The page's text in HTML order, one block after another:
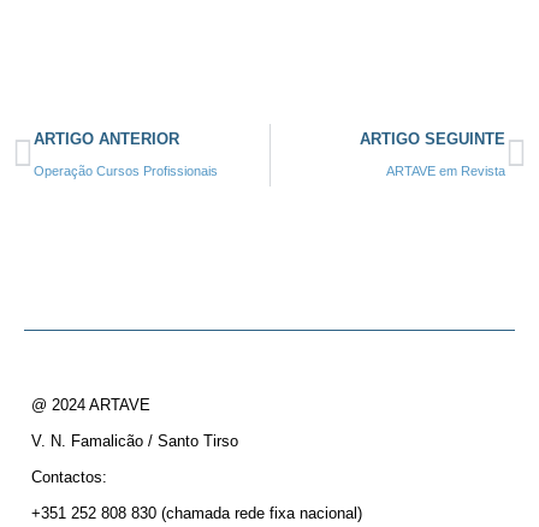
ARTIGO ANTERIOR
Operação Cursos Profissionais
ARTIGO SEGUINTE
ARTAVE em Revista
@ 2024 ARTAVE
V. N. Famalicão / Santo Tirso
Contactos:
+351 252 808 830 (chamada rede fixa nacional)